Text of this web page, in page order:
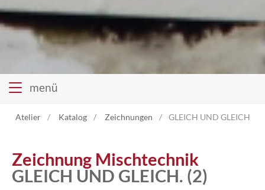
menü
Atelier
Atelier Katalog Zeichnungen GLEICH UND GLEICH.
Zeichnung Mischtechnik
GLEICH UND GLEICH. (2)